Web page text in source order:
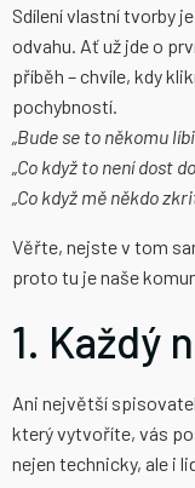
Sdílení vlastní tvorby
odvahu. Ať už jde o
příběh – chvíle, kdy
pochybností.
„Bude se to někomu
„Co když to není dost
„Co když mě někdo
Věřte, nejste v tom
proto tu je naše
1. Každý
Ani největší
který vytvoříte, vás
nejen technicky, ale i